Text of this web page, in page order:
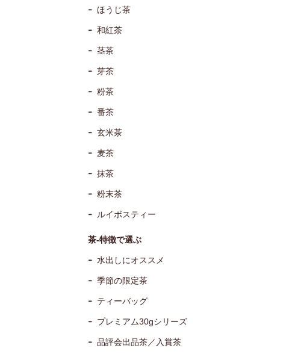
ほうじ茶
和紅茶
茎茶
芽茶
粉茶
番茶
玄米茶
麦茶
抹茶
粉末茶
ルイボスティー
茶-特徴で選ぶ
水出しにオススメ
季節の限定茶
ティーバッグ
プレミアム30gシリーズ
品評会出品茶／入賞茶